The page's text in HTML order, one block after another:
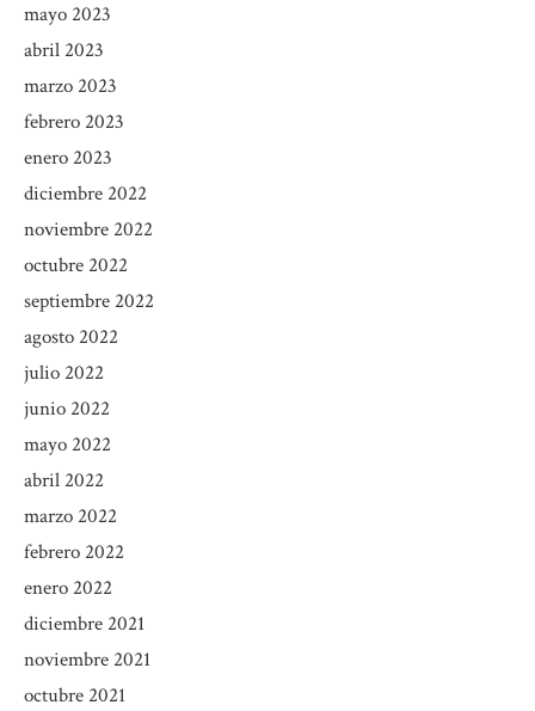
mayo 2023
abril 2023
marzo 2023
febrero 2023
enero 2023
diciembre 2022
noviembre 2022
octubre 2022
septiembre 2022
agosto 2022
julio 2022
junio 2022
mayo 2022
abril 2022
marzo 2022
febrero 2022
enero 2022
diciembre 2021
noviembre 2021
octubre 2021